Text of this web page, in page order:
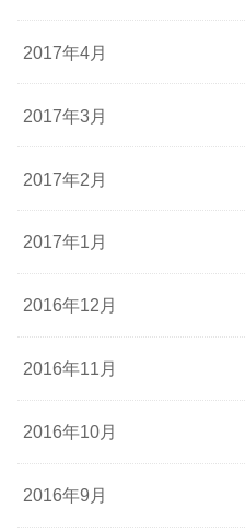
2017年4月
2017年3月
2017年2月
2017年1月
2016年12月
2016年11月
2016年10月
2016年9月